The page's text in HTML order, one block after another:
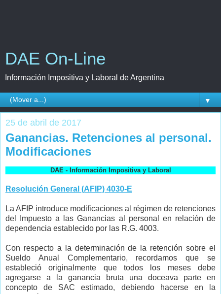
DAE On-Line
Información Impositiva y Laboral de Argentina
▼
25 de abril de 2017
Ganancias. Retenciones al personal.
Modificaciones
DAE - Información Impositiva y Laboral
Resolución General (AFIP) 4030-E
La AFIP introduce modificaciones al régimen de retenciones
del Impuesto a las Ganancias al personal en relación de
dependencia establecido por las R.G. 4003.
Con respecto a la determinación de la retención sobre el
Sueldo Anual Complementario, recordamos que se
estableció originalmente que todos los meses debe
agregarse a la ganancia bruta una doceava parte en
concepto de SAC estimado, debiendo hacerse en la